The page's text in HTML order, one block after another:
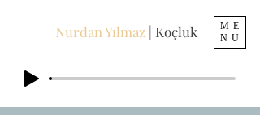
ME
NU
Nurdan Yılmaz | Koçluk